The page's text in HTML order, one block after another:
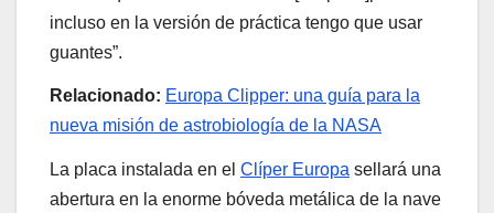
incluso en la versión de práctica tengo que usar
guantes”.
Relacionado: Europa Clipper: una guía para la
nueva misión de astrobiología de la NASA
La placa instalada en el Clíper Europa sellará una
abertura en la enorme bóveda metálica de la nave